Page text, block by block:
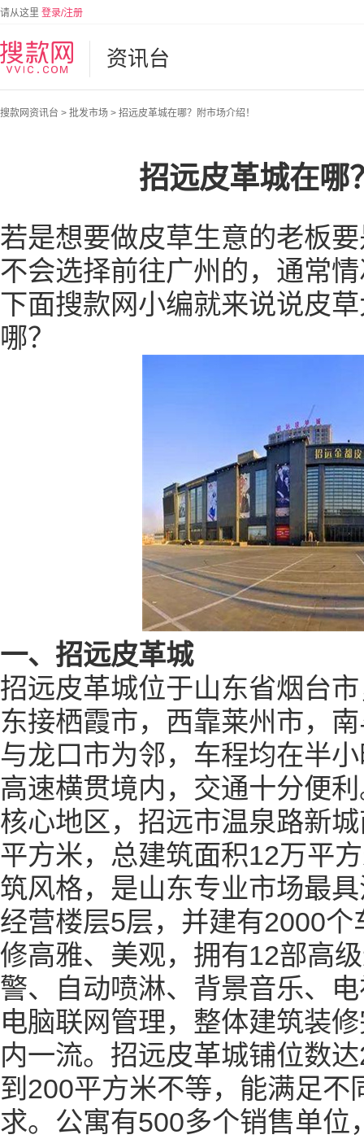
请从这里 登录/注册
资讯台
搜款网资讯台 > 批发市场 > 招远皮革城在哪？附市场介绍！
招远皮革城在哪
若是想要做皮草生意的老板
不会选择前往广州的，通常
下面搜款网小编就来说说皮
哪？
一、招远皮革城
招远皮革城位于山东省烟台
东接栖霞市，西靠莱州市，
与龙口市为邻，车程均在半
高速横贯境内，交通十分便
核心地区，招远市温泉路新
平方米，总建筑面积12万平
筑风格，是山东专业市场最
经营楼层5层，并建有2000个
修高雅、美观，拥有12部高
警、自动喷淋、背景音乐、
电脑联网管理，整体建筑装
内一流。招远皮革城铺位数达
到 200平方米不等，能满足不
求。公寓有500多个销售单位